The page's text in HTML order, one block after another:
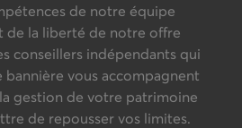
de notre équipe
de la liberté de notre offre
conseillers indépendants qui
vous accompagnent
gestion de votre patrimoine
de repousser vos limites.